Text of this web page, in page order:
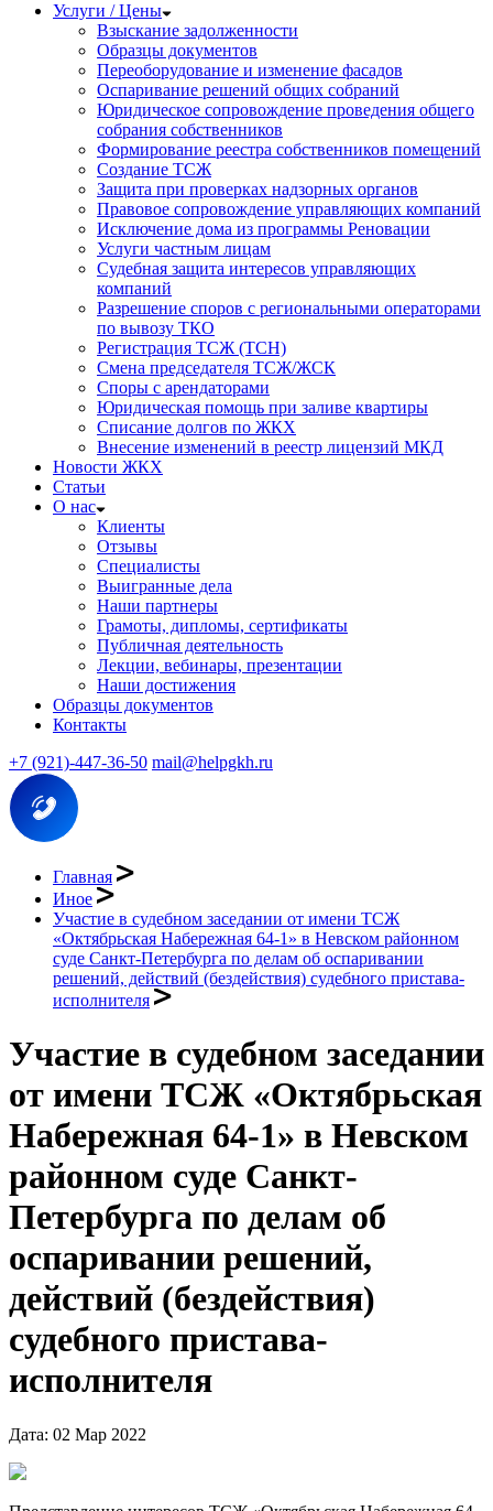
Услуги / Цены
Взыскание задолженности
Образцы документов
Переоборудование и изменение фасадов
Оспаривание решений общих собраний
Юридическое сопровождение проведения общего
собрания собственников
Формирование реестра собственников помещений
Создание ТСЖ
Защита при проверках надзорных органов
Правовое сопровождение управляющих компаний
Исключение дома из программы Реновации
Услуги частным лицам
Судебная защита интересов управляющих
компаний
Разрешение споров с региональными операторами
по вывозу ТКО
Регистрация ТСЖ (ТСН)
Смена председателя ТСЖ/ЖСК
Споры с арендаторами
Юридическая помощь при заливе квартиры
Списание долгов по ЖКХ
Внесение изменений в реестр лицензий МКД
Новости ЖКХ
Статьи
О нас
Клиенты
Отзывы
Специалисты
Выигранные дела
Наши партнеры
Грамоты, дипломы, сертификаты
Публичная деятельность
Лекции, вебинары, презентации
Наши достижения
Образцы документов
Контакты
+7 (921)-447-36-50 mail@helpgkh.ru
Главная
Иное
Участие в судебном заседании от имени ТСЖ
«Октябрьская Набережная 64-1» в Невском районном
суде Санкт-Петербурга по делам об оспаривании
решений, действий (бездействия) судебного пристава-
исполнителя
Участие в судебном заседании
от имени ТСЖ «Октябрьская
Набережная 64-1» в Невском
районном суде Санкт-
Петербурга по делам об
оспаривании решений,
действий (бездействия)
судебного пристава-
исполнителя
Дата: 02 Мар 2022